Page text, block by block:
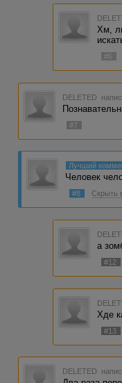
Хм,
#6
DELETED
#7
Лучший
Человек
#8 Скрыть
а
#12
Хде
#13
DELETED